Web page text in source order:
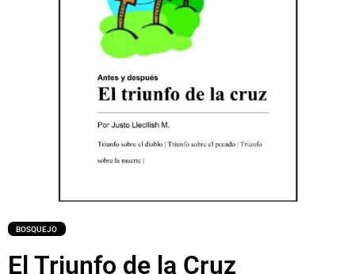
BOSQUEJO
El Triunfo de la Cruz